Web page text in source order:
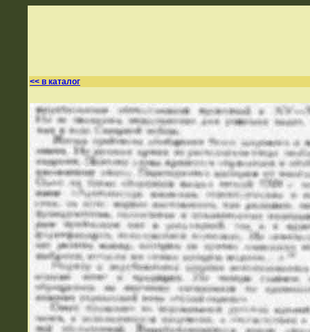
<< в каталог